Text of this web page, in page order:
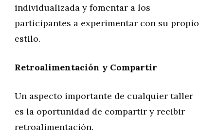
individualizada y fomentar a los
participantes a experimentar con su propio
estilo.
Retroalimentación y Compartir
Un aspecto importante de cualquier taller
es la oportunidad de compartir y recibir
retroalimentación.